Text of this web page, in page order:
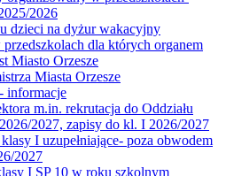
2026
dzieci na dyżur wakacyjny
dla których organem
Miasto Orzesze
Miasta Orzesze
informacje
m.in. rekrutacja do Oddziału
2027, zapisy do kl. I 2026/2027
I uzupełniające- poza obwodem
2027
I SP 10 w roku szkolnym